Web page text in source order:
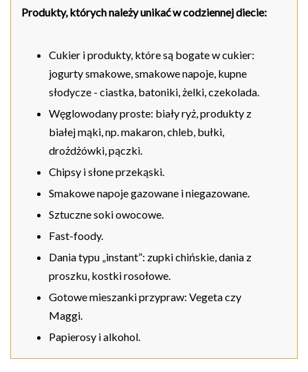
Produkty, których należy unikać w codziennej diecie:
Cukier i produkty, które są bogate w cukier:
jogurty smakowe, smakowe napoje, kupne
słodycze - ciastka, batoniki, żelki, czekolada.
Węglowodany proste: biały ryż, produkty z
białej mąki, np. makaron, chleb, bułki,
drożdżówki, pączki.
Chipsy i słone przekąski.
Smakowe napoje gazowane i niegazowane.
Sztuczne soki owocowe.
Fast-foody.
Dania typu „instant”: zupki chińskie, dania z
proszku, kostki rosołowe.
Gotowe mieszanki przypraw: Vegeta czy
Maggi.
Papierosy i alkohol.